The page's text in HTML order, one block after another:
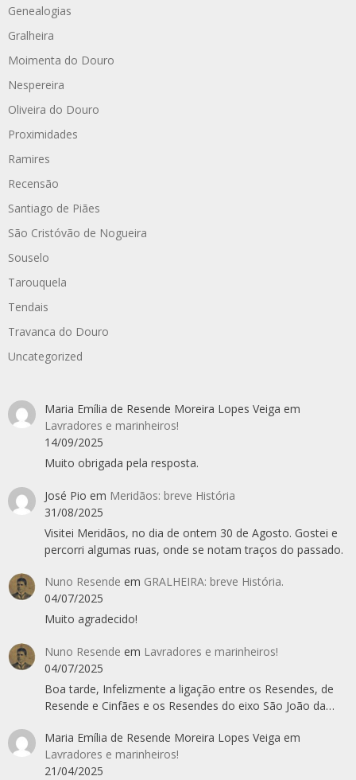
Genealogias
Gralheira
Moimenta do Douro
Nespereira
Oliveira do Douro
Proximidades
Ramires
Recensão
Santiago de Piães
São Cristóvão de Nogueira
Souselo
Tarouquela
Tendais
Travanca do Douro
Uncategorized
Maria Emília de Resende Moreira Lopes Veiga em
Lavradores e marinheiros!
14/09/2025
Muito obrigada pela resposta.
José Pio em Meridãos: breve História
31/08/2025
Visitei Meridãos, no dia de ontem 30 de Agosto. Gostei e
percorri algumas ruas, onde se notam traços do passado.
Nuno Resende em GRALHEIRA: breve História.
04/07/2025
Muito agradecido!
Nuno Resende em Lavradores e marinheiros!
04/07/2025
Boa tarde, Infelizmente a ligação entre os Resendes, de
Resende e Cinfães e os Resendes do eixo São João da…
Maria Emília de Resende Moreira Lopes Veiga em
Lavradores e marinheiros!
21/04/2025